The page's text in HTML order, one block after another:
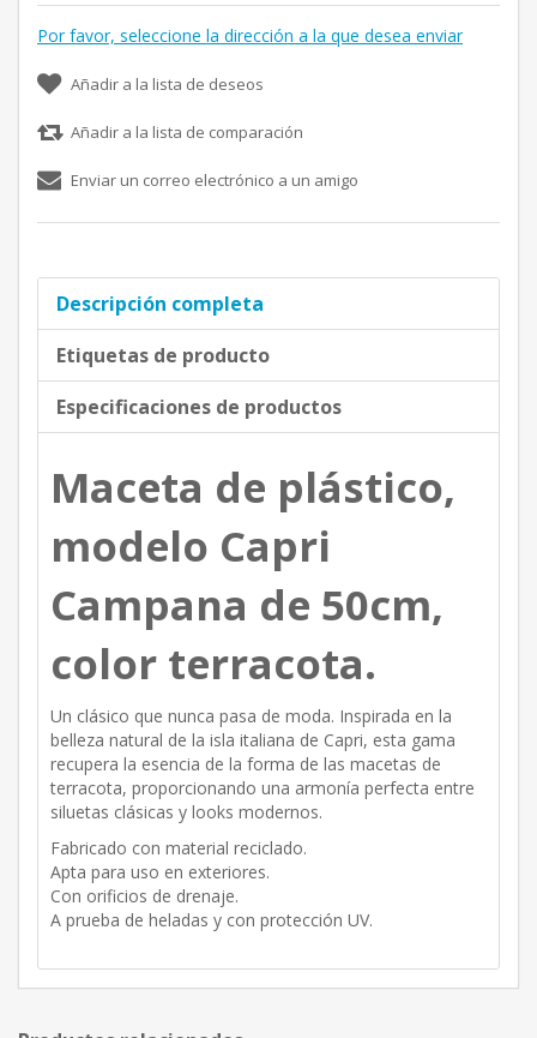
Por favor, seleccione la dirección a la que desea enviar
Añadir a la lista de deseos
Añadir a la lista de comparación
Enviar un correo electrónico a un amigo
Descripción completa
Etiquetas de producto
Especificaciones de productos
Maceta de plástico,
modelo Capri
Campana de 50cm,
color terracota.
Un clásico que nunca pasa de moda. Inspirada en la
belleza natural de la isla italiana de Capri, esta gama
recupera la esencia de la forma de las macetas de
terracota, proporcionando una armonía perfecta entre
siluetas clásicas y looks modernos.
Fabricado con material reciclado.
Apta para uso en exteriores.
Con orificios de drenaje.
A prueba de heladas y con protección UV.